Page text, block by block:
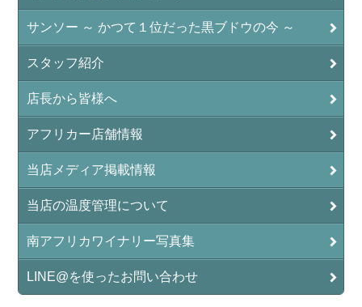
サンソー ～ かつて１位だった黒ブドウの今 ～
スタッフ紹介
店長から皆様へ
アフリカー店舗情報
当店メディア掲載情報
当店の温度管理について
南アフリカワイナリー写真集
LINE@を使ったお問い合わせ